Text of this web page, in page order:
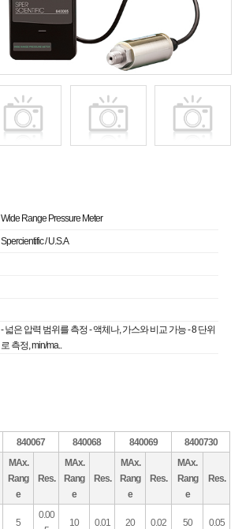
Wide Range Pressure Meter
Spercientific / U.S.A
- 넓은 압력 범위를 측정 - 액체나, 가스와 비교 가능 - 8 단위
로 측정, min/ma..
840067 840068 840069
8400730
MAx.
Rang
e
Res.
MAx.
Rang
e
Res.
MAx.
Rang
e
Res.
MAx.
Rang
e
Res.
5
0.00
10 0.01 20 0.02 50 0.05